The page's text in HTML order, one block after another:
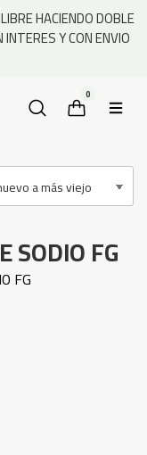
HACIENDO DOBLE
Y CON ENVIO
0
SODIO FG
FG